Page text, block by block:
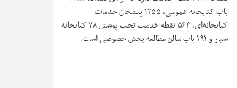
باب کتابخانه عمومی، ۱۲۵۵ پیشخان خدمات
کتابخانه‌ای، ۵۶۴ نقطه خدمت تحت پوشش ۷۸ کتابخانه
سیار و ۲۹۱ باب سالن مطالعه بخش خصوصی است.